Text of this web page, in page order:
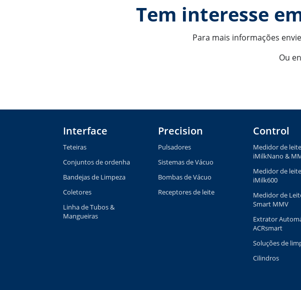
Tem interesse
Para mais informações
Ou
Interface
Teteiras
Conjuntos de ordenha
Bandejas de Limpeza
Coletores
Linha de Tubos &
Mangueiras
Precision
Pulsadores
Sistemas de Vácuo
Bombas de Vácuo
Receptores de leite
Control
Medidor de
iMilkNano &
Medidor de
iMilk600
Medidor de
Smart MMV
Extrator
ACRsmart
Soluções de
Cilindros